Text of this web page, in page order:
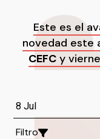
Este es el
novedad este
CEFC y
Filtro